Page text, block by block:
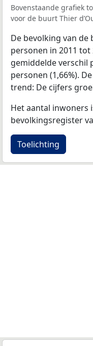
Bovenstaande grafiek
voor de buurt Thier
De bevolking van de
personen in 2011 tot
gemiddelde verschil
personen (1,66%).
trend: De cijfers
Het aantal inwoners
bevolkingsregister
Toelichting